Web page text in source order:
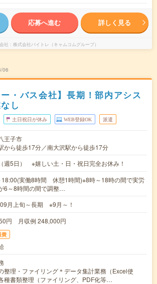
応募へ進む 詳しく見る
社 株式会社バイトレ（キャムコムグループ）
06
ー・バス会社】長期！部内アシス
し
土日祝日が休み WEB登録OK 派遣
王子市
から徒歩17分／南大沢駅から徒歩17分
週5日） ※嬉しい土・日・祝日完全お休み！
18:00(実働8時間 休憩1時間)※8時～18時の間で実労
6～8時間の間で調整…
月上旬～長期 ※9月～！
円 月収例 248,000円
費
整理・ファイリング＊データ集計業務（Excel使
種書類整理（ファイリング、PDF化等…